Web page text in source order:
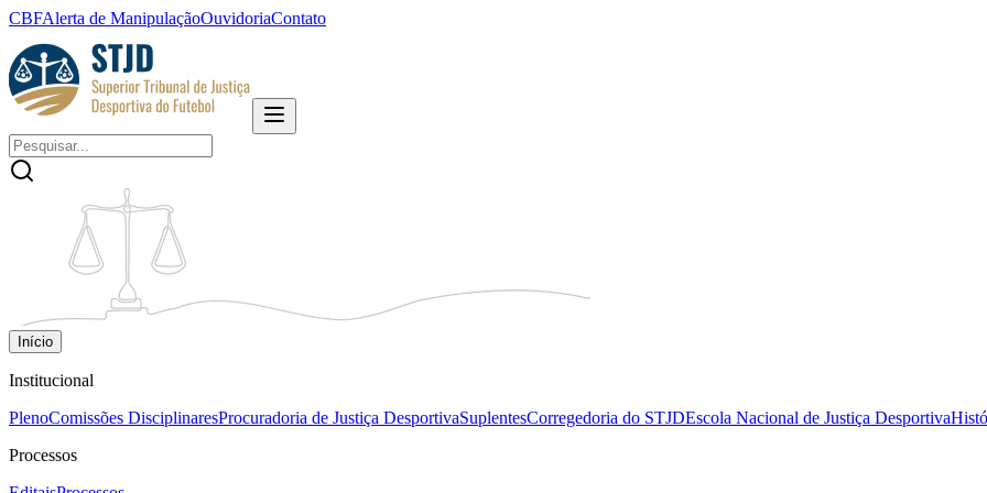
CBFAlerta de ManipulaçãoOuvidoriaContato
Início
Institucional
PlenoComissões DisciplinaresProcuradoria de Justiça DesportivaSuplentesCorregedoria do STJDEscola Nacional de Justiça Desportiva
Processos